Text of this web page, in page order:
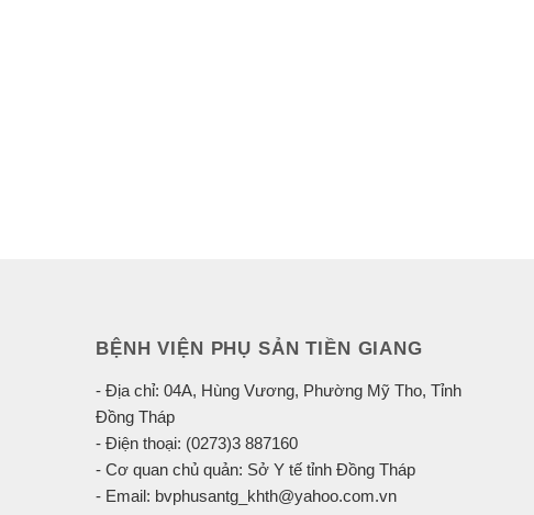
BỆNH VIỆN PHỤ SẢN TIỀN GIANG
- Địa chỉ: 04A, Hùng Vương, Phường Mỹ Tho, Tỉnh
Đồng Tháp
- Điện thoại: (0273)3 887160
- Cơ quan chủ quản: Sở Y tế tỉnh Đồng Tháp
- Email: bvphusantg_khth@yahoo.com.vn